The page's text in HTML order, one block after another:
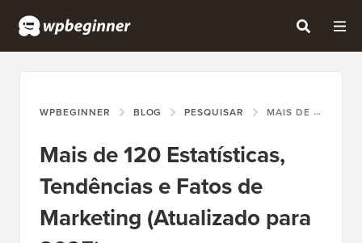
WPBEGINNER BLOG PESQUISAR MAIS DE 120 ESTATÍSTICAS, TENDÊNCIAS E FATOS DE MARKETING (ATUALIZADO PARA 2025)
Mais de 120 Estatísticas,
Tendências e Fatos de
Marketing (Atualizado para